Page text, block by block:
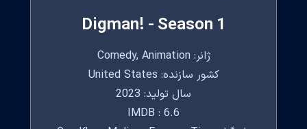
Digman! - Season 1
ژانر: Comedy, Animation
کشور سازنده: United States
سال تولید: 2023
IMDB : 6.6